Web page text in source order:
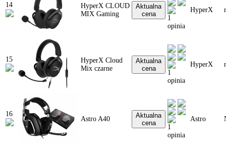
14
HyperX CLOUD
MIX Gaming
Aktualna
cena
1
opinia
HyperX
15
HyperX Cloud
Mix czarne
Aktualna
cena
1
opinia
HyperX
16
Astro A40
Aktualna
cena
1
opinia
Astro